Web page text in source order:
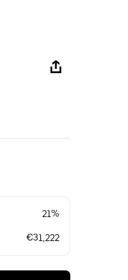
21%
€31,222